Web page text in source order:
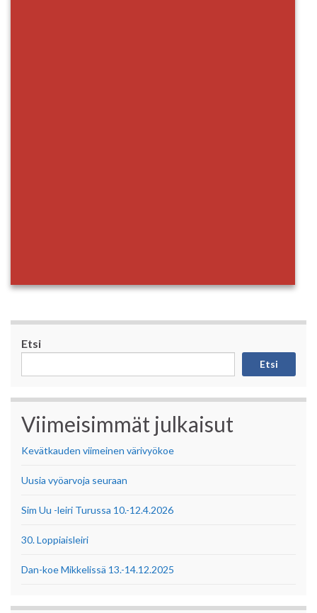
Etsi
Etsi
Viimeisimmät julkaisut
Kevätkauden viimeinen värivyökoe
Uusia vyöarvoja seuraan
Sim Uu -leiri Turussa 10.-12.4.2026
30. Loppiaisleiri
Dan-koe Mikkelissä 13.-14.12.2025